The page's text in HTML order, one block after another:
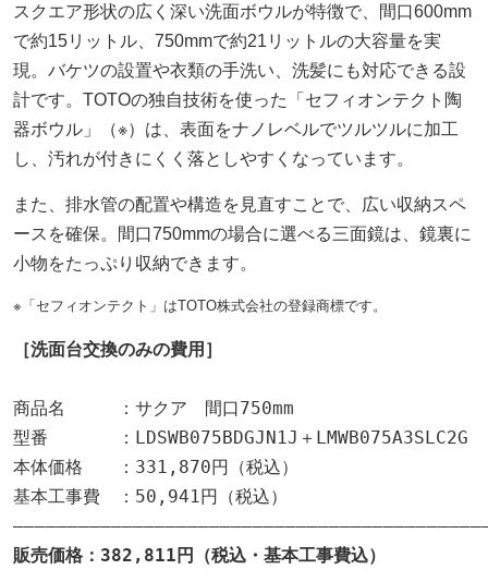
スクエア形状の広く深い洗面ボウルが特徴で、間口600mm
で約15リットル、750mmで約21リットルの大容量を実
現。バケツの設置や衣類の手洗い、洗髪にも対応できる設
計です。TOTOの独自技術を使った「セフィオンテクト陶
器ボウル」（※）は、表面をナノレベルでツルツルに加工
し、汚れが付きにくく落としやすくなっています。
また、排水管の配置や構造を見直すことで、広い収納スペ
ースを確保。間口750mmの場合に選べる三面鏡は、鏡裏に
小物をたっぷり収納できます。
※「セフィオンテクト」はTOTO株式会社の登録商標です。
［洗面台交換のみの費用］
商品名　　　：サクア　間口750mm
型番　　　　：LDSWB075BDGJN1J＋LMWB075A3SLC2G
本体価格　　：331,870円（税込）
基本工事費　：50,941円（税込）